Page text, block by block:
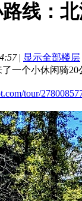
线：
| 显示全部楼层
一个小休闲骑
tour/